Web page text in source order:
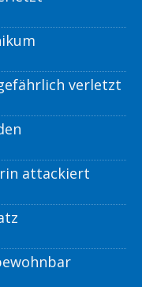
verletzt
attackiert